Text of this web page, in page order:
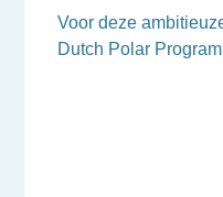
Voor deze
Dutch Polar